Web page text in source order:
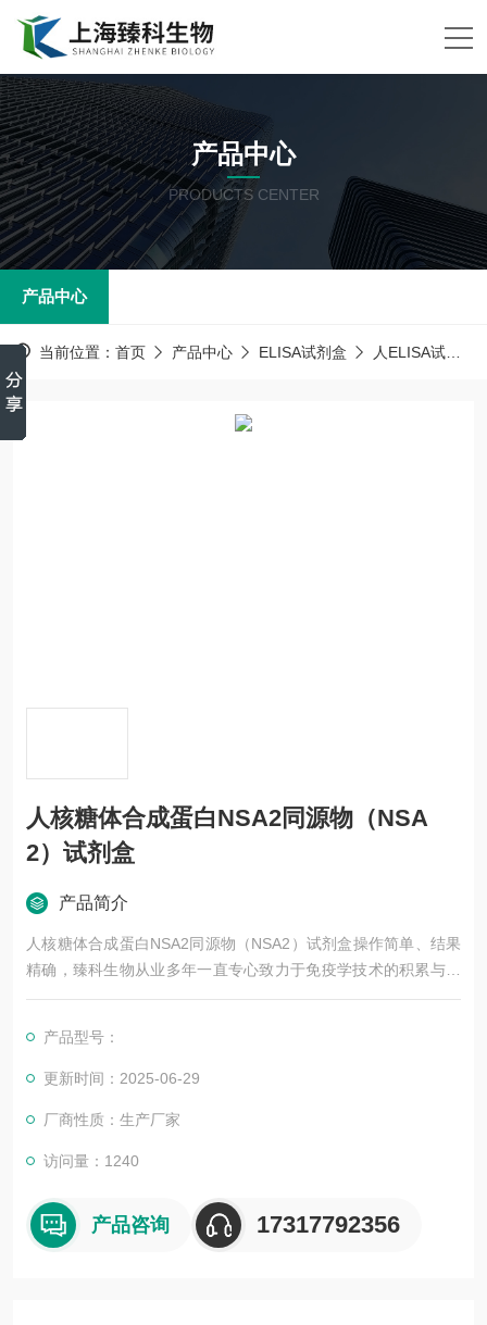
产品中心
PRODUCTS CENTER
产品中心
当前位置： 首页 产品中心 ELISA试剂盒 人ELISA试剂盒
人核糖体合成蛋白NSA2同源物（NSA
2）试剂盒
产品简介
人核糖体合成蛋白NSA2同源物（NSA2）试剂盒操作简单、结果
精确，臻科生物从业多年一直专心致力于免疫学技术的积累与发
展，以其优质的产品质量与专业的技术服务，赢得业内广大人士
的合作关系，共同努力合作共赢。
产品型号：
更新时间：2025-06-29
厂商性质：生产厂家
访问量：1240
产品咨询 17317792356